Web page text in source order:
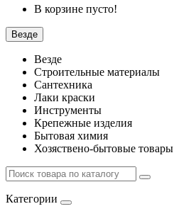
В корзине пусто!
Везде
Везде
Строительные материалы
Сантехника
Лаки краски
Инструменты
Крепежные изделия
Бытовая химия
Хозяствено-бытовые товары
Категории